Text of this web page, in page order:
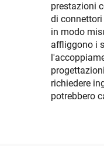
prestazioni
di
in modo
affliggono i
richiedere
potrebbero